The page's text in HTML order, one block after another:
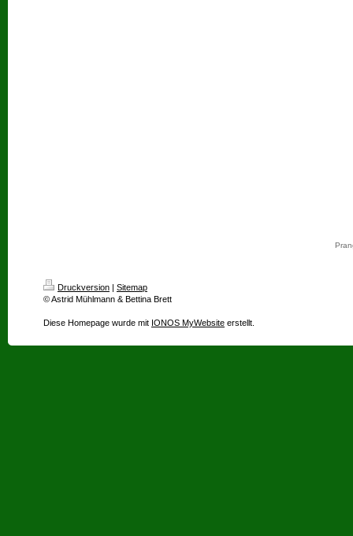
Druckversion | Sitemap
© Astrid Mühlmann & Bettina Brett
Diese Homepage wurde mit IONOS MyWebsite erstellt.